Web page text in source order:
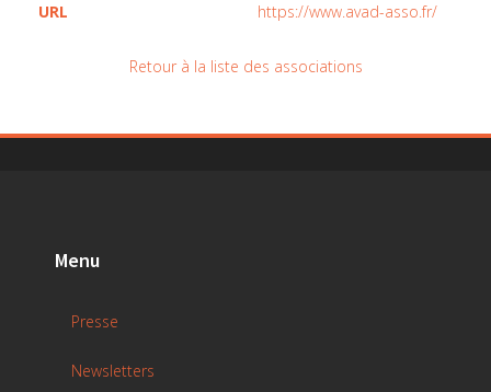
URL
https://www.avad-asso.fr/
Retour à la liste des associations
Menu
Presse
Newsletters